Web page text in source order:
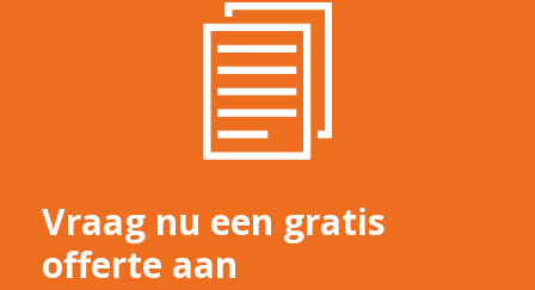
Vraag nu een gratis
offerte aan